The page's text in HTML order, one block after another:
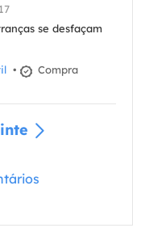
se desfaçam
•
Compra